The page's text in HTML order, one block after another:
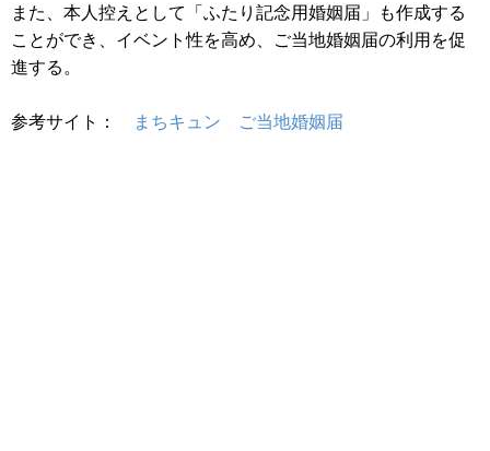
また、本人控えとして「ふたり記念用婚姻届」も作成する
ことができ、イベント性を高め、ご当地婚姻届の利用を促
進する。
参考サイト： まちキュン ご当地婚姻届